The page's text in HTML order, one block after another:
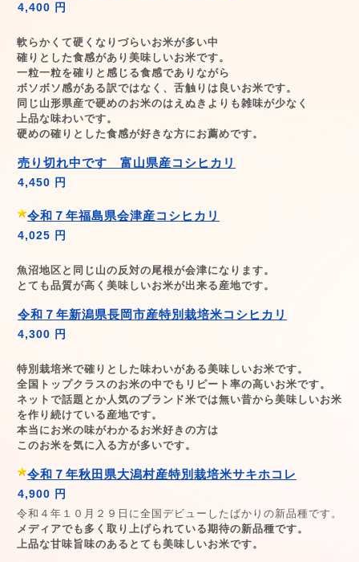
4,400 円
軟らかくて硬くなりづらいお米が多い中
確りとした食感があり美味しいお米です。
一粒一粒を確りと感じる食感でありながら
ボソボソ感がある訳ではなく、舌触りは良いお米です。
同じ山形県産で硬めのお米のはえぬきよりも雑味が少なく
上品な味わいです。
硬めの確りとした食感が好きな方にお薦めです。
売り切れ中です 富山県産コシヒカリ
4,450 円
令和７年福島県会津産コシヒカリ
4,025 円
魚沼地区と同じ山の反対の尾根が会津になります。
とても品質が高く美味しいお米が出来る産地です。
令和７年新潟県長岡市産特別栽培米コシヒカリ
4,300 円
特別栽培米で確りとした味わいがある美味しいお米です。
全国トップクラスのお米の中でもリピート率の高いお米です。
ネットで話題とか人気のブランド米では無い昔から美味しいお米
を作り続けている産地です。
本当にお米の味がわかるお米好きの方は
このお米を気に入る方が多いです。
令和７年秋田県大潟村産特別栽培米サキホコレ
4,900 円
令和４年１０月２９日に全国デビューしたばかりの新品種です。
メディアでも多く取り上げられている期待の新品種です。
上品な甘味旨味のあるとても美味しいお米です。